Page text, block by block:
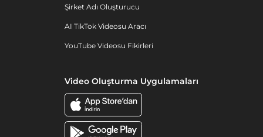
Şirket Adı Oluşturucu
AI TikTok Videosu Aracı
YouTube Videosu Fikirleri
Video Oluşturma Uygulamaları